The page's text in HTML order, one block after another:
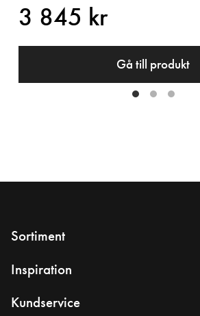
3 845 kr
Gå till produkt
Sortiment
Inspiration
Kundservice